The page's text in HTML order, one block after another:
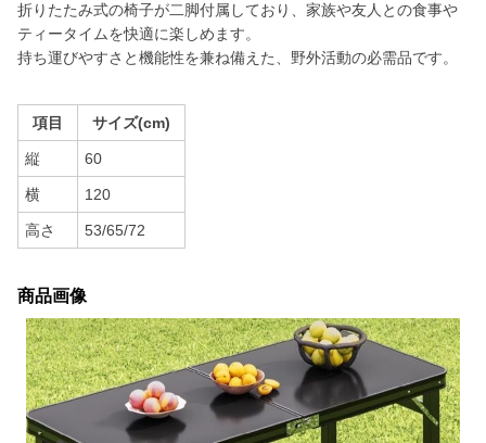
折りたたみ式の椅子が二脚付属しており、家族や友人との食事や
ティータイムを快適に楽しめます。
持ち運びやすさと機能性を兼ね備えた、野外活動の必需品です。
項目 サイズ(cm)
縦 60
横 120
高さ 53/65/72
商品画像